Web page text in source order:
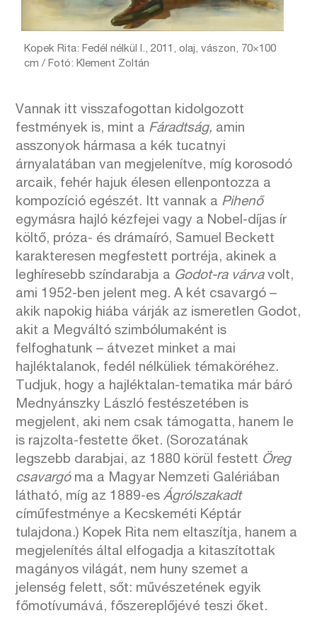
Kopek Rita: Fedél nélkül I., 2011, olaj, vászon, 70×100
cm / Fotó: Klement Zoltán
Vannak itt visszafogottan kidolgozott
festmények is, mint a Fáradtság, amin
asszonyok hármasa a kék tucatnyi
árnyalatában van megjelenítve, míg korosodó
arcaik, fehér hajuk élesen ellenpontozza a
kompozíció egészét. Itt vannak a Pihenő
egymásra hajló kézfejei vagy a Nobel-díjas ír
költő, próza- és drámaíró, Samuel Beckett
karakteresen megfestett portréja, akinek a
leghíresebb színdarabja a Godot-ra várvavolt,
ami 1952-ben jelent meg. A két csavargó –
akik napokig hiába várják az ismeretlen Godot,
akit a Megváltó szimbólumaként is
felfoghatunk – átvezet minket a mai
hajléktalanok, fedél nélküliek témaköréhez.
Tudjuk, hogy a hajléktalan-tematika már báró
Mednyánszky László festészetében is
megjelent, aki nem csak támogatta, hanem le
is rajzolta-festette őket. (Sorozatának
legszebb darabjai, az 1880 körül festett Öreg
csavargóma a Magyar Nemzeti Galériában
látható, míg az 1889-esÁgrólszakadt
címűfestménye a Kecskeméti Képtár
tulajdona.) Kopek Rita nem eltaszítja, hanem a
megjelenítés által elfogadja a kitaszítottak
magányos világát, nem huny szemet a
jelenség felett, sőt: művészetének egyik
főmotívumává, főszereplőjévé teszi őket.